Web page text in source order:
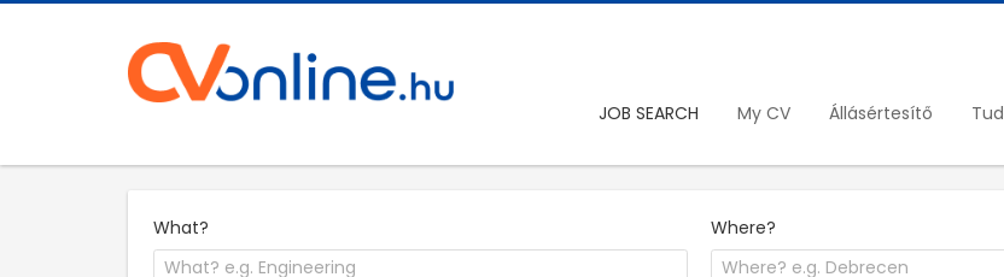
JOB SEARCH My CV Állásértesítő
What? Where?